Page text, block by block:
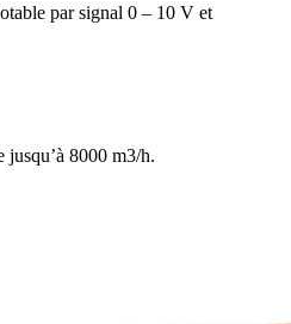
par signal 0 – 10 V et
8000 m3/h.